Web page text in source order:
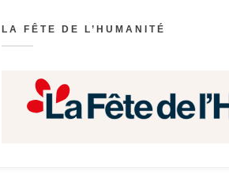
LA FÊTE DE L’HUMANITÉ